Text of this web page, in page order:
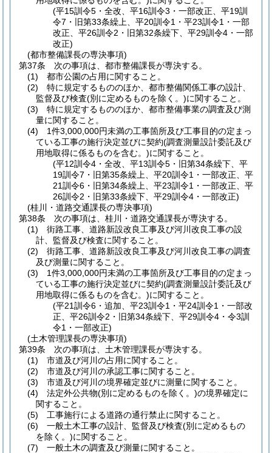
(平15訓令5・全改、平16訓令3・一部改正、平19訓
令7・旧第33条繰上、平20訓令1・平23訓令1・一部
改正、平26訓令2・旧第32条繰下、平29訓令4・一部
改正)
(都市整備課長の専決事項)
第37条
次の事項は、都市整備課長が専決する。
(1)
都市公園の占用に関すること。
(2)
特に規定するもののほか、都市整備関係工事の設計、
監督及び検査(別に定めるものを除く。)に関すること。
(3)
特に規定するもののほか、都市整備事業の調査及び測
量に関すること。
(4)
1件3,000,000円未満の工事箇所及び工事目的の定まっ
ている工事の施行決定並びに契約(調査測量設計委託及び
用地取得に係るものを含む。)に関すること。
(平12訓令4・全改、平13訓令5・旧第34条繰下、平
19訓令7・旧第35条繰上、平20訓令1・一部改正、平
21訓令6・旧第34条繰上、平23訓令1・一部改正、平
26訓令2・旧第33条繰下、平29訓令4・一部改正)
(桂川・道路交通課長の専決事項)
第38条
次の事項は、桂川・道路交通課長が専決する。
(1)
街路工事、道路新設改良工事及び河川改良工事の設
計、監督及び検査に関すること。
(2)
街路工事、道路新設改良工事及び河川改良工事の調査
及び測量に関すること。
(3)
1件3,000,000円未満の工事箇所及び工事目的の定まっ
ている工事の施行決定並びに契約(調査測量設計委託及び
用地取得に係るものを含む。)に関すること。
(平21訓令6・追加、平23訓令1・平24訓令1・一部改
正、平26訓令2・旧第34条繰下、平29訓令4・令3訓
令1・一部改正)
(土木管理課長の専決事項)
第39条
次の事項は、土木管理課長が専決する。
(1)
市道及び河川の占用に関すること。
(2)
市道及び河川の承認工事に関すること。
(3)
市道及び河川の境界確定並びに測量に関すること。
(4)
法定外公共物(別に定めるものを除く。)の境界確定に
関すること。
(5)
工事施行による道路の通行禁止に関すること。
(6)
一般土木工事の設計、監督及び検査(別に定めるもの
を除く。)に関すること。
(7)
一般土木の調査及び測量に関すること。